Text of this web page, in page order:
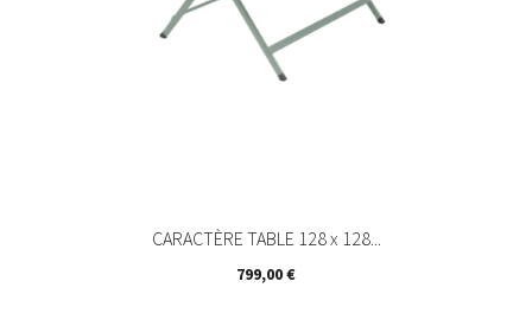
CARACTÈRE TABLE 128 x 128...
Prix
799,00 €